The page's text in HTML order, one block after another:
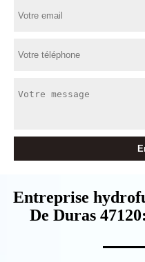
Entreprise
De Duras